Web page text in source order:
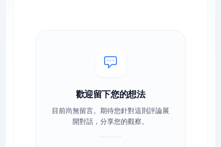
歡迎留下您的想法
目前尚無留言。期待您針對這則評論展
開對話，分享您的觀察。